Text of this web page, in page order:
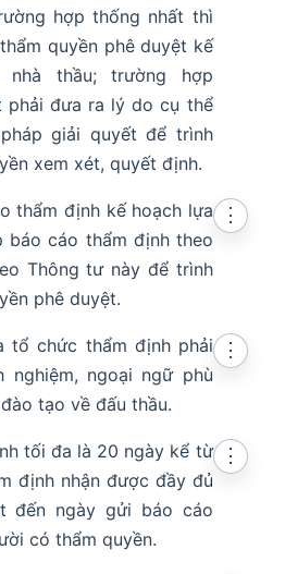
hợp thống nhất thì
quyền phê duyệt kế
nhà thầu; trường hợp
phải đưa ra lý do cụ thể
giải quyết để trình
xem xét, quyết định.
thẩm định kế hoạch lựa
báo cáo thẩm định theo
Thông tư này để trình
phê duyệt.
⋮
tổ chức thẩm định phải
nghiệm, ngoại ngữ phù
tạo về đấu thầu.
⋮
tối đa là 20 ngày kể từ
định nhận được đầy đủ
đến ngày gửi báo cáo
có thẩm quyền.
⋮